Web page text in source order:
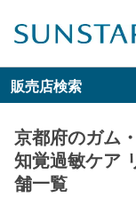
販売店検索
京都府のガム
知覚過敏ケア
舗一覧